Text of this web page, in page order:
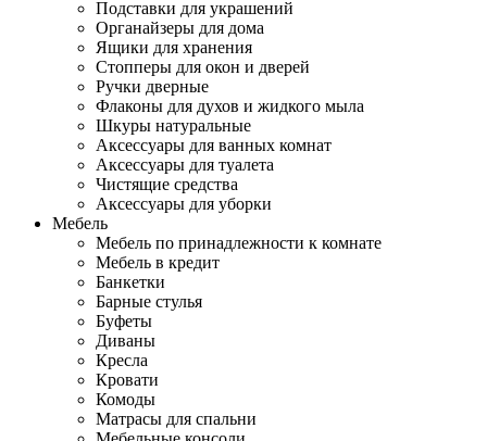
Подставки для украшений
Органайзеры для дома
Ящики для хранения
Стопперы для окон и дверей
Ручки дверные
Флаконы для духов и жидкого мыла
Шкуры натуральные
Аксессуары для ванных комнат
Аксессуары для туалета
Чистящие средства
Аксессуары для уборки
Мебель
Мебель по принадлежности к комнате
Мебель в кредит
Банкетки
Барные стулья
Буфеты
Диваны
Кресла
Кровати
Комоды
Матрасы для спальни